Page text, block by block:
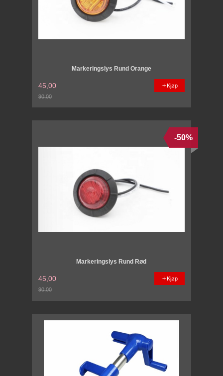
Markeringslys Rund Orange
45,00
90,00
Kjøp
Markeringslys Rund Rød
45,00
90,00
-50%
Kjøp